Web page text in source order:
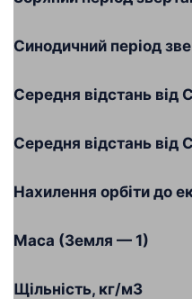
Синодичний період
Середня відстань від
Середня відстань від
Нахилення орбіти до
Маса (Земля — 1)
Щільність, кг/м3